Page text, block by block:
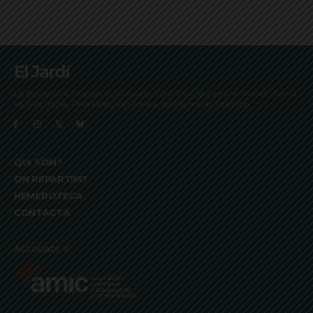
El Jardí
La Bonanova, Monterols, Galvany, Turó Parc, el Farró, el Putxet, Sarrià,
les Tres Torres, Pedralbes, Vallvidrera, les Planes i el Tibidabo
QUI SOM?
ON REPARTIM?
HEMEROTECA
CONTACTA
Associats a: